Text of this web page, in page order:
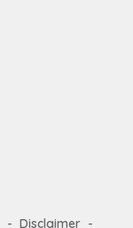
Disclaimer